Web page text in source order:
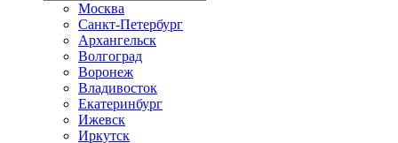
Москва
Санкт-Петербург
Архангельск
Волгоград
Воронеж
Владивосток
Екатеринбург
Ижевск
Иркутск